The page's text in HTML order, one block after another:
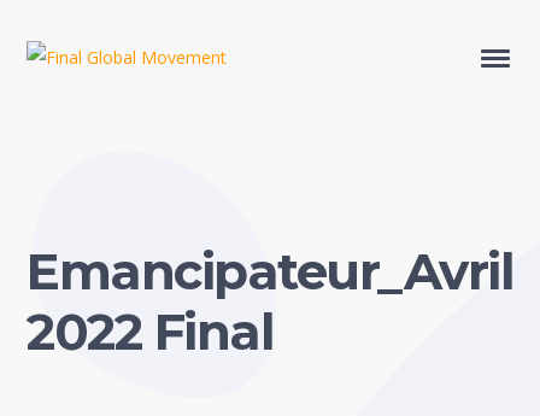
Emancipateur_Avril
2022 Final